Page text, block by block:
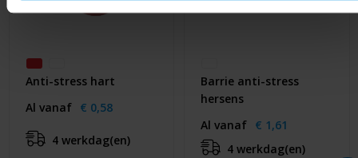
Anti-stress hart
Al vanaf € 0,58
4 werkdag(en)
Barrie anti-stress
hersens
Al vanaf € 1,61
4 werkdag(en)